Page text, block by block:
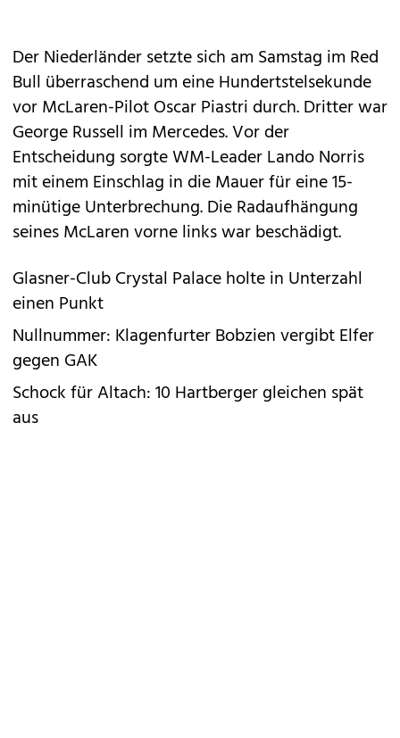
Der Niederländer setzte sich am Samstag im Red
Bull überraschend um eine Hundertstelsekunde
vor McLaren-Pilot Oscar Piastri durch. Dritter war
George Russell im Mercedes. Vor der
Entscheidung sorgte WM-Leader Lando Norris
mit einem Einschlag in die Mauer für eine 15-
minütige Unterbrechung. Die Radaufhängung
seines McLaren vorne links war beschädigt.
Glasner-Club Crystal Palace holte in Unterzahl
einen Punkt
Nullnummer: Klagenfurter Bobzien vergibt Elfer
gegen GAK
Schock für Altach: 10 Hartberger gleichen spät
aus